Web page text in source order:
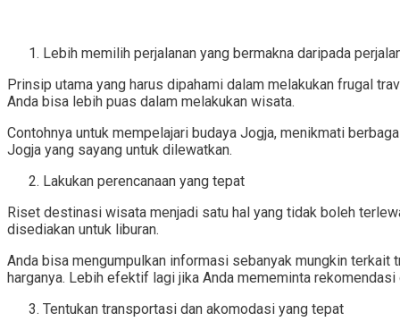
Lebih memilih perjalanan yang bermakna daripada
Prinsip utama yang harus dipahami dalam melakukan frugal
Anda bisa lebih puas dalam melakukan wisata.
Contohnya untuk mempelajari budaya Jogja, menikmati
Jogja yang sayang untuk dilewatkan.
Lakukan perencanaan yang tepat
Riset destinasi wisata menjadi satu hal yang tidak boleh
disediakan untuk liburan.
Anda bisa mengumpulkan informasi sebanyak mungkin
harganya. Lebih efektif lagi jika Anda mememinta
Tentukan transportasi dan akomodasi yang tepat